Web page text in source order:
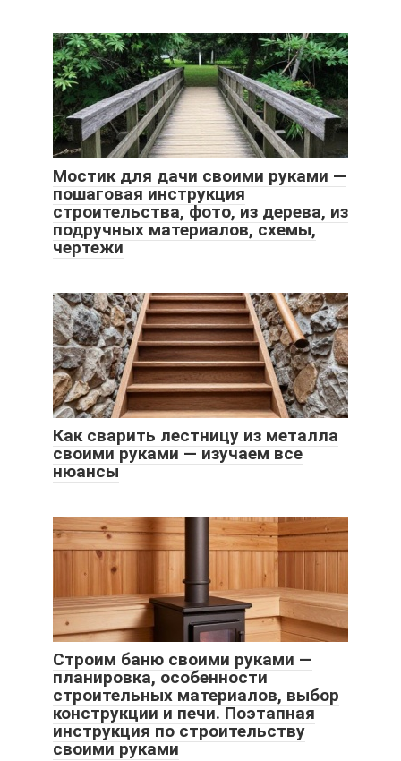
Мостик для дачи своими руками —
пошаговая инструкция
строительства, фото, из дерева, из
подручных материалов, схемы,
чертежи
Как сварить лестницу из металла
своими руками — изучаем все
нюансы
Строим баню своими руками —
планировка, особенности
строительных материалов, выбор
конструкции и печи. Поэтапная
инструкция по строительству
своими руками